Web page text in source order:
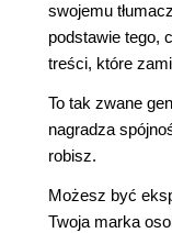
swojemu
podstawie tego,
treści, które
To tak zwane
nagradza
robisz.
Możesz być
Twoja marka